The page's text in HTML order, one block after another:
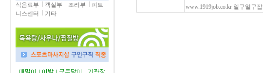
식음료부 객실부 조리부
피트
니스센터
기타
www.1919job.co.kr 일구일구잡